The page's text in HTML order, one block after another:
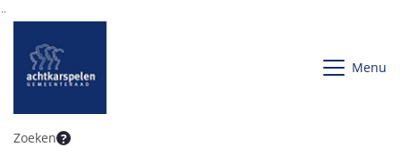
Ga naar de inhoud van deze pagina
Ga naar het zoeken
Ga naar het menu
Menu
Zoeken